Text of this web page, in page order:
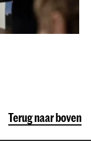
Terug naar boven